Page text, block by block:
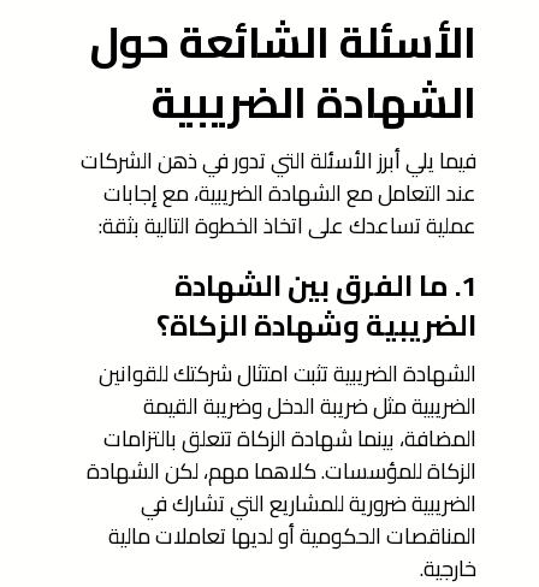
الأسئلة الشائعة حول
الشهادة الضريبية
فيما يلي أبرز الأسئلة التي تدور في ذهن الشركات
عند التعامل مع الشهادة الضريبية، مع إجابات
عملية تساعدك على اتخاذ الخطوة التالية بثقة:
1. ما الفرق بين الشهادة
الضريبية وشهادة الزكاة؟
الشهادة الضريبية تثبت امتثال شركتك للقوانين
الضريبية مثل ضريبة الدخل وضريبة القيمة
المضافة، بينما شهادة الزكاة تتعلق بالتزامات
الزكاة للمؤسسات. كلاهما مهم، لكن الشهادة
الضريبية ضرورية للمشاريع التي تشارك في
المناقصات الحكومية أو لديها تعاملات مالية
خارجية.